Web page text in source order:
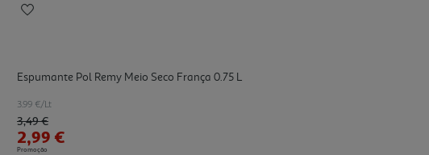
Espumante Pol Remy Meio Seco França 0.75 L
3.99 €/Lt
Price reduced from
3,49 €to
2,99 €
Promoção